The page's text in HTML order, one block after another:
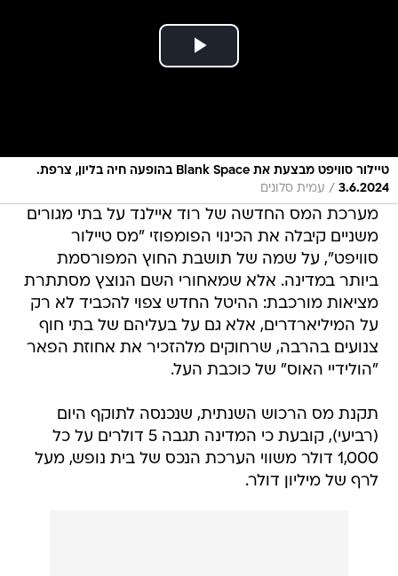
טיילור סוויפט מבצעת את Blank Space בהופעה חיה בליון, צרפת.
3.6.2024
/ עמית סלונים
מערכת המס החדשה של רוד איילנד על בתי מגורים
משניים קיבלה את הכינוי הפומפוזי "מס טיילור
סוויפט", על שמה של תושבת החוץ המפורסמת
ביותר במדינה. אלא שמאחורי השם הנוצץ מסתתרת
מציאות מורכבת: ההיטל החדש צפוי להכביד לא רק
על המיליארדרים, אלא גם על בעליהם של בתי חוף
צנועים בהרבה, שרחוקים מלהזכיר את אחוזת הפאר
"הולידיי האוס" של כוכבת העל.
תקנת מס הרכוש השנתית, שנכנסה לתוקף היום
(רביעי), קובעת כי המדינה תגבה 5 דולרים על כל
1,000 דולר משווי הערכת הנכס של בית נופש, מעל
לרף של מיליון דולר.